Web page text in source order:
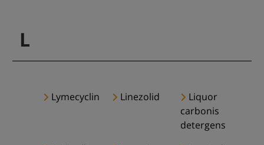
L
Lymecyclin Linezolid
Liquor
carbonis
detergens